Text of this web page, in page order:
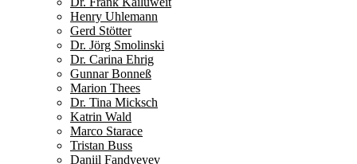
Henry Uhlemann
Gerd Stötter
Dr. Jörg Smolinski
Dr. Carina Ehrig
Gunnar Bonneß
Marion Thees
Dr. Tina Micksch
Katrin Wald
Marco Starace
Tristan Buss
Daniil Fandyeyev